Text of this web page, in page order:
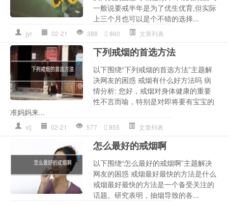
一般说要戒半年是为了优生优育,但实际
上三个月也可以是个不错的选择...
jyr 02-21 388 860 文章列表
下列戒烟的首选方法
以下围绕“下列戒烟的首选方法”主题解
决网友的困惑 戒烟有什么好方法吗 病
情分析: 您好，戒烟对身体健康的重要
性不言而喻，特别是对即将要有宝宝的
准妈妈来...
xlj 02-21 577 855 文章列表
怎么最好的戒烟啊
以下围绕“怎么最好的戒烟啊”主题解决
网友的困惑 戒烟最好最快的方法是什么
戒烟最好最快的方法是一个备受关注的
话题。研究表明，抽烟导致的各...